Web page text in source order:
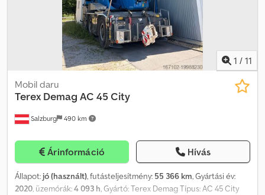
1 / 11
Salzburg 490 km
Mobil daru
Terex Demag AC 45 City
Árinformáció Hívás
Állapot: jó (használt), futásteljesítmény: 55 366 km, Gyártási év:
2020, üzemórák:4 093 h, Gyártó: Terex Demag Típus: AC 45 City